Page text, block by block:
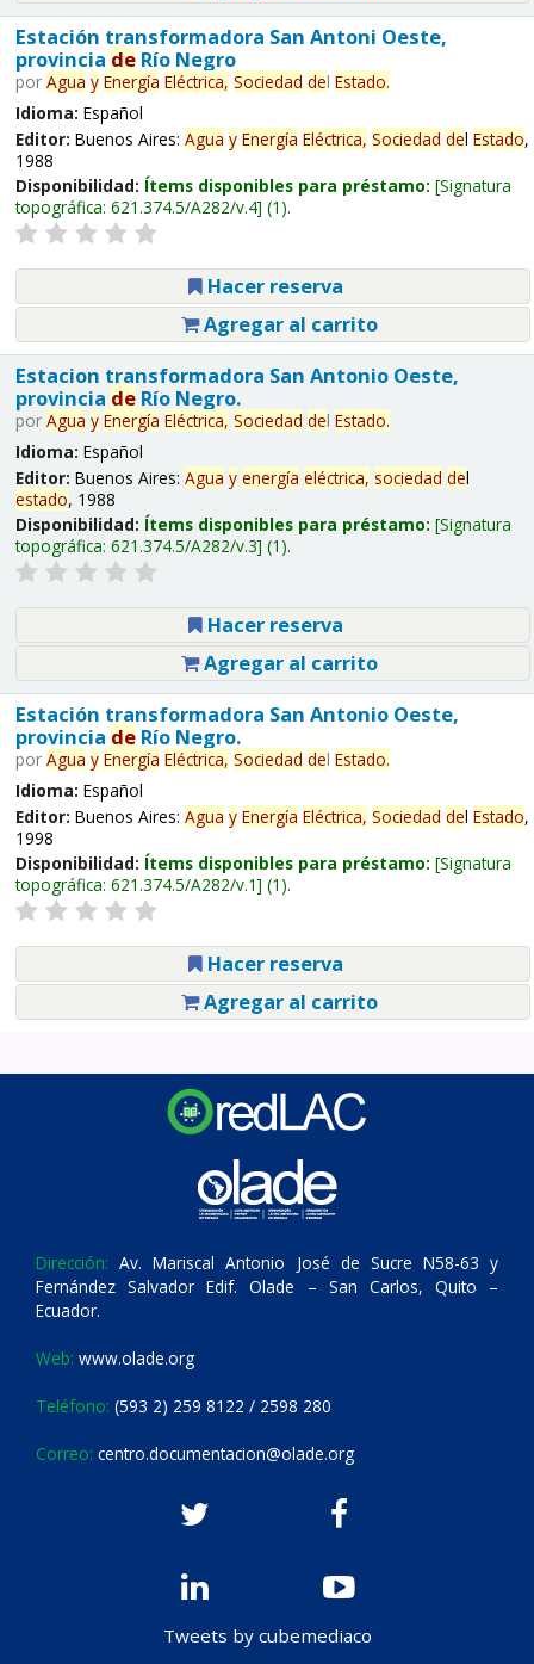
Estación transformadora San Antoni Oeste,
provincia deRío Negro
por Agua y Energía Eléctrica, Sociedad del Estado.
Idioma: Español
Editor: Buenos Aires: Agua y Energía Eléctrica, Sociedad del Estado,
1988
Disponibilidad: Ítems disponibles para préstamo: Signatura
topográfica: 621.374.5/A282/v.4 (1).
Hacer reserva
Agregar al carrito
Estacion transformadora San Antonio Oeste,
provincia deRío Negro.
por Agua y Energía Eléctrica, Sociedad del Estado.
Idioma: Español
Editor: Buenos Aires: Agua y energía eléctrica, sociedad del
estado, 1988
Disponibilidad: Ítems disponibles para préstamo: Signatura
topográfica: 621.374.5/A282/v.3 (1).
Hacer reserva
Agregar al carrito
Estación transformadora San Antonio Oeste,
provincia deRío Negro.
por Agua y Energía Eléctrica, Sociedad del Estado.
Idioma: Español
Editor: Buenos Aires: Agua y Energía Eléctrica, Sociedad del Estado,
1998
Disponibilidad: Ítems disponibles para préstamo: Signatura
topográfica: 621.374.5/A282/v.1 (1).
Hacer reserva
Agregar al carrito
Dirección: Av. Mariscal Antonio José de Sucre N58-63 y
Fernández Salvador Edif. Olade – San Carlos, Quito –
Ecuador.
Web: www.olade.org
Teléfono: (593 2) 259 8122 / 2598 280
Correo: centro.documentacion@olade.org
Tweets by cubemediaco